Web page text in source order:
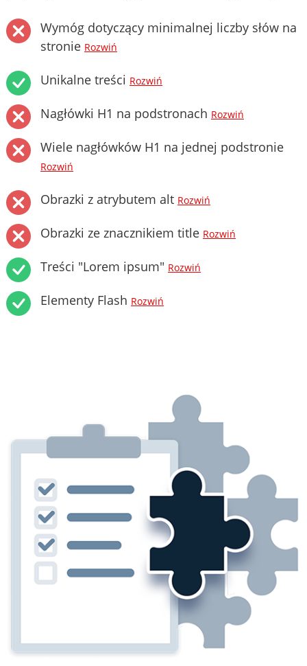
Wymóg dotyczący minimalnej liczby słów na
stronie Rozwiń
Unikalne treści Rozwiń
Nagłówki H1 na podstronach Rozwiń
Wiele nagłówków H1 na jednej podstronie
Rozwiń
Obrazki z atrybutem alt Rozwiń
Obrazki ze znacznikiem title Rozwiń
Treści "Lorem ipsum" Rozwiń
Elementy Flash Rozwiń